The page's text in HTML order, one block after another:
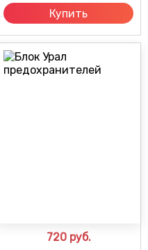
Купить
720 руб.